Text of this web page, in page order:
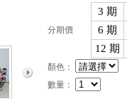
分期價
3 期
6 期
12 期
顏色：
數量：